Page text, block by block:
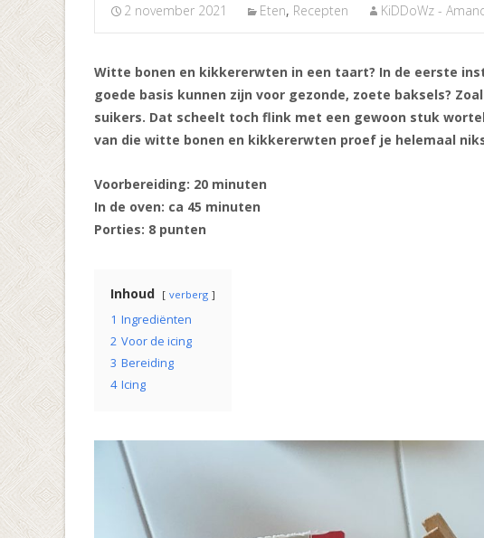
2 november 2021 Eten, Recepten KiDDoWz -
Witte bonen en kikkererwten in een taart? In de eerste
goede basis kunnen zijn voor gezonde, zoete baksels?
suikers. Dat scheelt toch flink met een gewoon stuk
van die witte bonen en kikkererwten proef je helemaal
Voorbereiding: 20 minuten
In de oven: ca 45 minuten
Porties: 8 punten
Inhoud verberg
1 Ingrediënten
2 Voor de icing
3 Bereiding
4 Icing